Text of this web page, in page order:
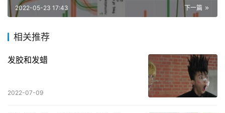
下一篇
2022-05-23 17:43
相关推荐
发胶和发蜡
2022-07-09